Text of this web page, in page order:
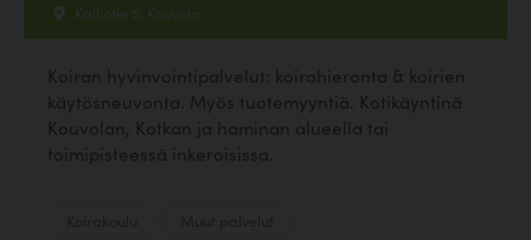
Kalliotie 5, Kouvola
Koiran hyvinvointipalvelut: koirahieronta & koirien
käytösneuvonta. Myös tuotemyyntiä. Kotikäyntinä
Kouvolan, Kotkan ja haminan alueella tai
toimipisteessä inkeroisissa.